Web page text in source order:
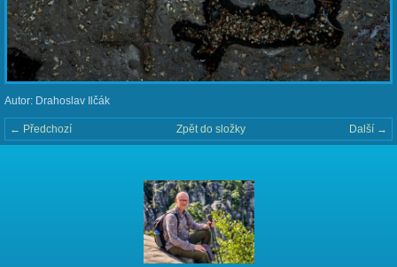
Autor: Drahoslav Ilčák
← Předchozí Další →
Zpět do složky